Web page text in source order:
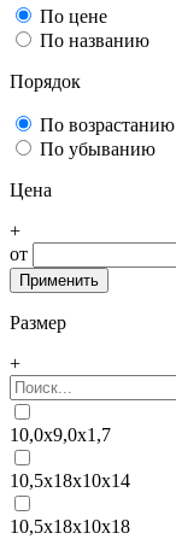
По цене
По названию
Порядок
По возрастанию
По убыванию
Цена
+
от
Размер
+
10,0x9,0x1,7
10,5x18x10x14
10,5x18x10x18